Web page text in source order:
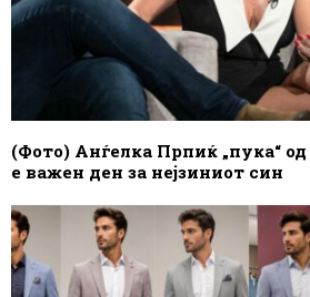
(Фото) Анѓелка Прпиќ „пука“
е важен ден за нејзиниот син